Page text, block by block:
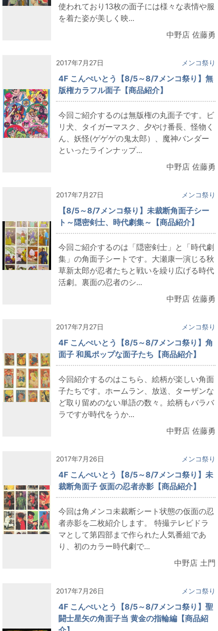
使われており13枚の面子には様々な表情や服
を着た姿が美しく映...
中野店 佐藤勇
2017年7月27日 メンコ祭り
4F こんぺいとう【8/5～8/7メンコ祭り】無
版権カラフル面子【商品紹介】
今回ご紹介するのは無版権の丸面子です。ビ
リ犬、タイガーマスク、夕やけ番長、怪物く
ん、妖怪(ゲゲゲの鬼太郎）、魔神バンダー
といったラインナップ...
中野店 佐藤勇
2017年7月27日 メンコ祭り
【8/5～8/7メンコ祭り】未裁断角面子シー
ト～隠密剣士、時代劇集～【商品紹介】
今回ご紹介するのは「隠密剣士」と「時代劇
集」の角面子シートです。大瀬康一演じる秋
草新太郎が忍者たちと戦いを繰り広げる時代
活劇。裏面の忍者のシ...
中野店 佐藤勇
2017年7月27日 メンコ祭り
4F こんぺいとう【8/5～8/7メンコ祭り】角
面子 和風ポップな面子たち【商品紹介】
今回紹介するのはこちら、絵柄が楽しい角面
子たちです。ホームラン、放送、ターザンな
ど取り留めのない単語の数々。絵柄もバラバ
ラですが時代をうか...
中野店 佐藤勇
2017年7月26日 メンコ祭り
4F こんぺいとう【8/5～8/7メンコ祭り】未
裁断角面子 仮面の忍者赤影【商品紹介】
今回は角メンコ未裁断シート状態の仮面の忍
者赤影を二枚紹介します。 特撮テレビドラ
マとして第四部まで作られた人気番組であ
り、初のカラー時代劇で...
中野店 土門
2017年7月26日 メンコ祭り
4F こんぺいとう【8/5～8/7メンコ祭り】聖
闘士星矢の角面子当 黄金の指輪編【商品紹